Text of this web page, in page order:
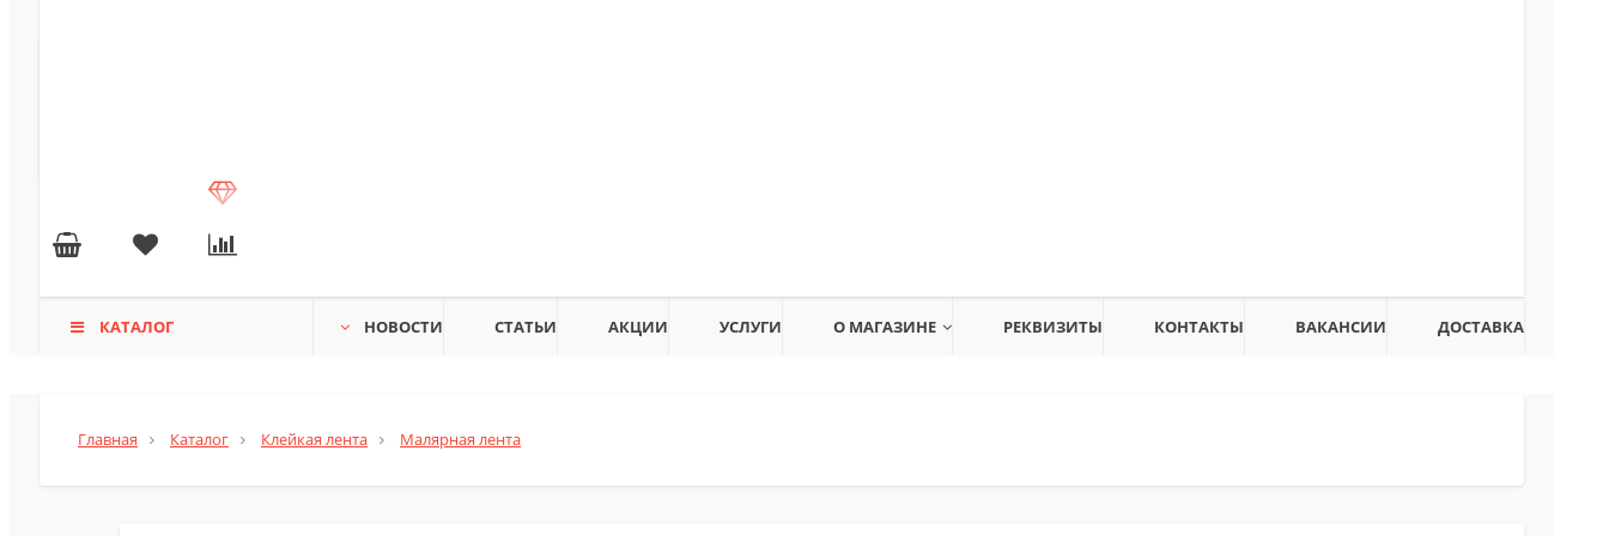
КАТАЛОГ НОВОСТИ СТАТЬИ АКЦИИ УСЛУГИ О МАГАЗИНЕ РЕКВИЗИТЫ КОНТАКТЫ ВАКАНСИИ ДОСТАВКА
Главная Каталог Клейкая лента Малярная лента